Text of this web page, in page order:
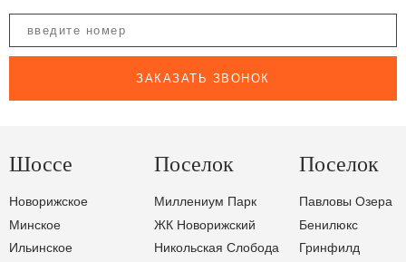
ЗАКАЗАТЬ ЗВОНОК
Шоссе
Новорижское
Минское
Ильинское
Поселок
Миллениум Парк
ЖК Новорижский
Никольская Слобода
Поселок
Павловы Озера
Бенилюкс
Гринфилд